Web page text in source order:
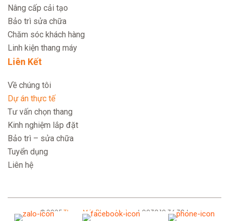
Nâng cấp cải tạo
Bảo trì sửa chữa
Chăm sóc khách hàng
Linh kiện thang máy
Liên Kết
Về chúng tôi
Dự án thực tế
Tư vấn chọn thang
Kinh nghiệm lắp đặt
Bảo trì – sửa chữa
Tuyển dụng
Liên hệ
© 2025 Thang Máy Phụng Hoàng| 0938 10 36 38 |